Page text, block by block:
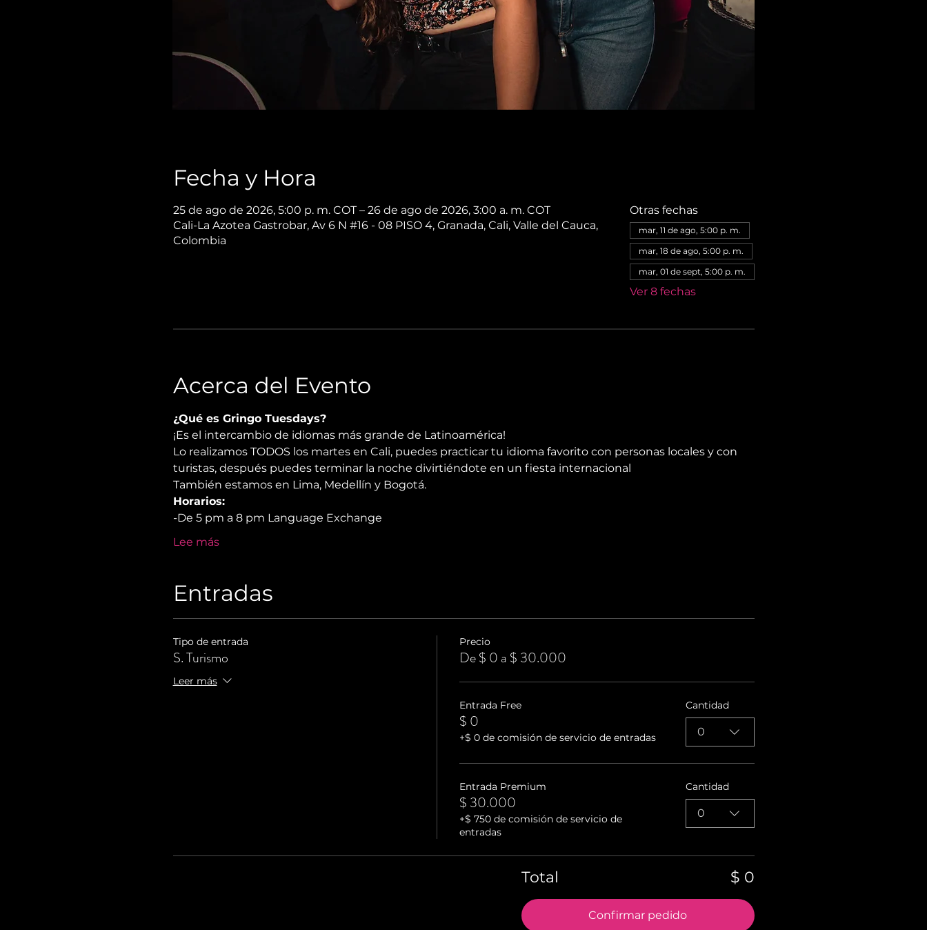
Fecha y Hora
25 de ago de 2026, 5:00 p. m. COT – 26 de ago de 2026, 3:00 a. m. COT
Cali-La Azotea Gastrobar, Av 6 N #16 - 08 PISO 4, Granada, Cali, Valle del Cauca,
Colombia
Otras fechas
mar, 11 de ago, 5:00 p. m.
mar, 18 de ago, 5:00 p. m.
mar, 01 de sept, 5:00 p. m.
Ver 8 fechas
Acerca del Evento
¿Qué es Gringo Tuesdays?
¡Es el intercambio de idiomas más grande de Latinoamérica!
Lo realizamos TODOS los martes en Cali, puedes practicar tu idioma favorito con personas locales y con
turistas, después puedes terminar la noche divirtiéndote en un fiesta internacional
También estamos en Lima, Medellín y Bogotá.
Horarios:
-De 5 pm a 8 pm Language Exchange
Lee más
Entradas
Tipo de entrada
S. Turismo
Leer más
Precio
De $ 0 a $ 30.000
Entrada Free
$ 0
+$ 0 de comisión de servicio de entradas
Cantidad
0
Entrada Premium
$ 30.000
+$ 750 de comisión de servicio de
entradas
Cantidad
0
Total $ 0
Confirmar pedido